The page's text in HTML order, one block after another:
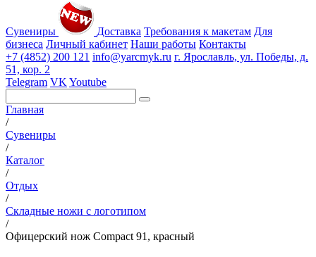
Сувениры Доставка Требования к макетам Для
бизнеса Личный кабинет Наши работы Контакты
+7 (4852) 200 121 info@yarcmyk.ru г. Ярославль, ул. Победы, д.
51, кор. 2
Telegram VK Youtube
Главная
/
Сувениры
/
Каталог
/
Отдых
/
Складные ножи с логотипом
/
Офицерский нож Compact 91, красный